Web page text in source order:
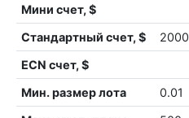
Мини счет, $
Стандартный счет, $
2000
ECN счет, $
Мин. размер лота
0.01